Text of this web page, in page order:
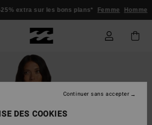
25% extra sur les bons plans* Femme Homme
DES COOKIES
Continuer sans accepter